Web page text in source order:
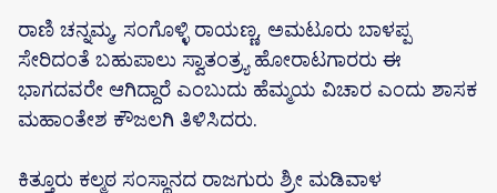
ರಾಣಿ ಚನ್ನಮ್ಮ, ಸಂಗೊಳ್ಳಿ ರಾಯಣ್ಣ, ಅಮಟೂರು ಬಾಳಪ್ಪ
ಸೇರಿದಂತೆ ಬಹುಪಾಲು ಸ್ವಾತಂತ್ರ್ಯ ಹೋರಾಟಗಾರರು ಈ
ಭಾಗದವರೇ ಆಗಿದ್ದಾರೆ ಎಂಬುದು ಹೆಮ್ಮಯ ವಿಚಾರ ಎಂದು ಶಾಸಕ
ಮಹಾಂತೇಶ ಕೌಜಲಗಿ ತಿಳಿಸಿದರು.
ಕಿತ್ತೂರು ಕಲ್ಮಠ ಸಂಸ್ಥಾನದ ರಾಜಗುರು ಶ್ರೀ ಮಡಿವಾಳ